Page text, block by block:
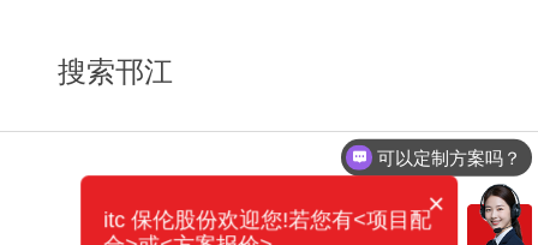
搜索邗江
可以定制方案吗？
×
itc 保伦股份欢迎您!若您有<项目配